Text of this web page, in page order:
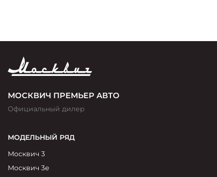
МОСКВИЧ ПРЕМЬЕР АВТО
Официальный дилер
МОДЕЛЬНЫЙ РЯД
Москвич 3
Москвич 3е